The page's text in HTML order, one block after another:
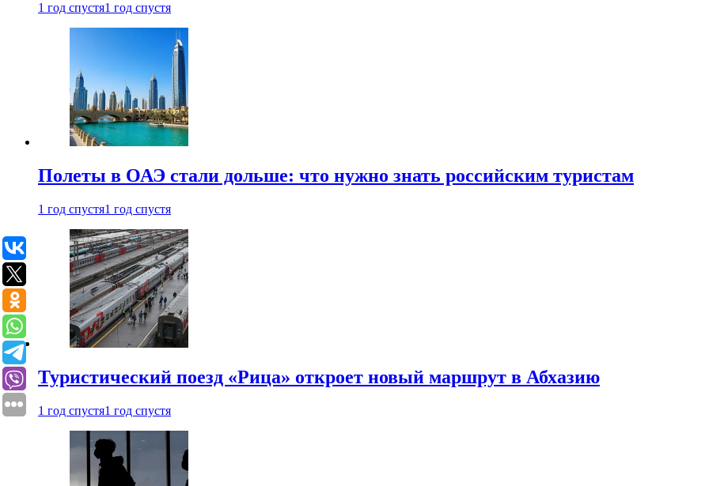
1 год спустя1 год спустя
Полеты в ОАЭ стали дольше: что нужно знать российским туристам
1 год спустя1 год спустя
Туристический поезд «Рица» откроет новый маршрут в Абхазию
1 год спустя1 год спустя